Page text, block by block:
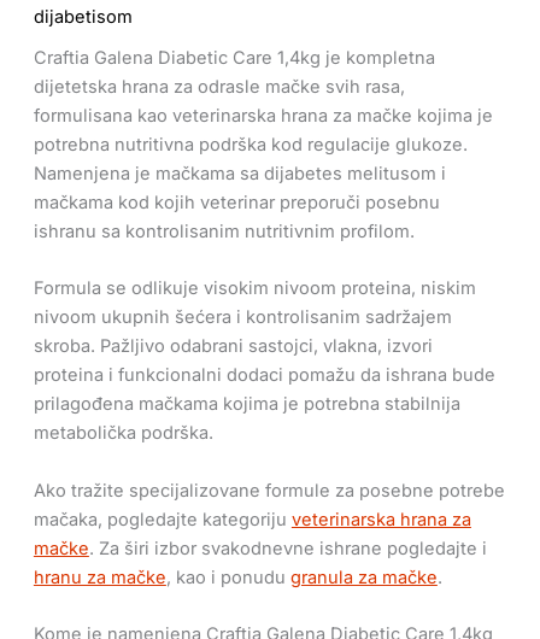
dijabetisom
Craftia Galena Diabetic Care 1,4kg je kompletna
dijetetska hrana za odrasle mačke svih rasa,
formulisana kao veterinarska hrana za mačke kojima je
potrebna nutritivna podrška kod regulacije glukoze.
Namenjena je mačkama sa dijabetes melitusom i
mačkama kod kojih veterinar preporuči posebnu
ishranu sa kontrolisanim nutritivnim profilom.
Formula se odlikuje visokim nivoom proteina, niskim
nivoom ukupnih šećera i kontrolisanim sadržajem
skroba. Pažljivo odabrani sastojci, vlakna, izvori
proteina i funkcionalni dodaci pomažu da ishrana bude
prilagođena mačkama kojima je potrebna stabilnija
metabolička podrška.
Ako tražite specijalizovane formule za posebne potrebe
mačaka, pogledajte kategoriju veterinarska hrana za
mačke. Za širi izbor svakodnevne ishrane pogledajte i
hranu za mačke, kao i ponudu granula za mačke.
Kome je namenjena Craftia Galena Diabetic Care 1,4kg